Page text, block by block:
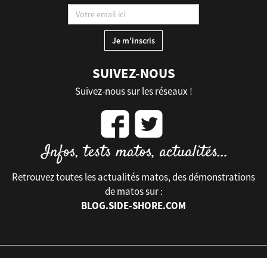
SUIVEZ-NOUS
Suivez-nous sur les réseaux !
Retrouvez toutes les actualités matos, des démonstrations
de matos sur :
BLOG.SIDE-SHORE.COM